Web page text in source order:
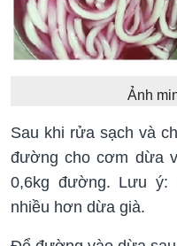
Ảnh
Sau khi rửa sạch và
đường cho cơm dừa
0,6kg đường. Lưu ý:
nhiều hơn dừa già.